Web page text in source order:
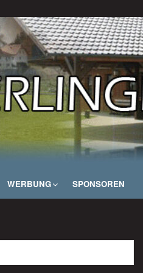
WERBUNG SPONSOREN